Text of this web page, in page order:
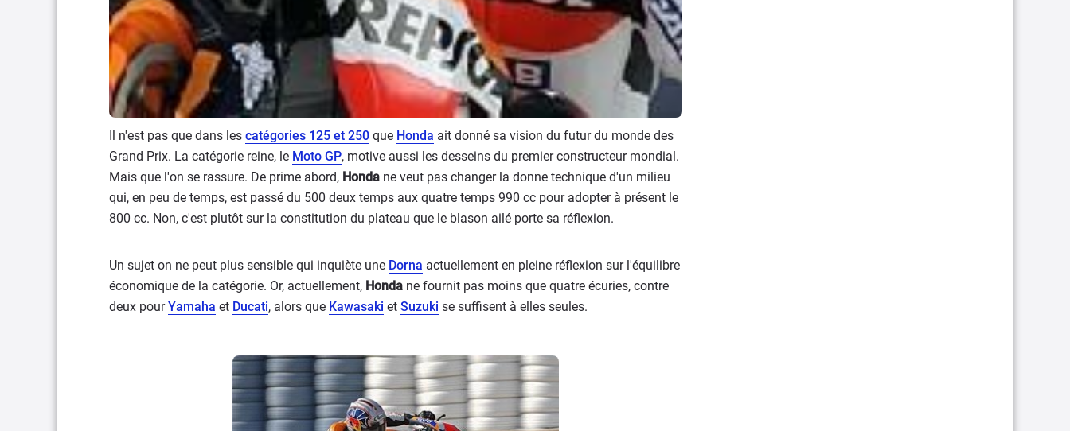
Il n'est pas que dans les catégories 125 et 250 que Honda ait donné sa vision du futur du monde des
Grand Prix. La catégorie reine, le Moto GP, motive aussi les desseins du premier constructeur mondial.
Mais que l'on se rassure. De prime abord, Honda ne veut pas changer la donne technique d'un milieu
qui, en peu de temps, est passé du 500 deux temps aux quatre temps 990 cc pour adopter à présent le
800 cc. Non, c'est plutôt sur la constitution du plateau que le blason ailé porte sa réflexion.
Un sujet on ne peut plus sensible qui inquiète une Dorna actuellement en pleine réflexion sur l'équilibre
économique de la catégorie. Or, actuellement, Honda ne fournit pas moins que quatre écuries, contre
deux pourYamaha et Ducati, alors que Kawasaki et Suzuki se suffisent à elles seules.